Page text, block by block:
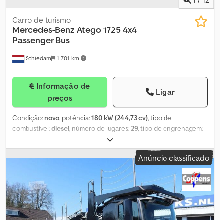
Schiedam 1 701 km
Carro de turismo
Mercedes-Benz Atego 1725 4x4
Passenger Bus
Informação de
preços
Ligar
Condição: novo, potência:180 kW (244,73 cv), tipo de
combustível:diesel, número de lugares:29, tipo de engrenagem:
, configuração de eixo:4x4
cor:branco, suspensão:aço, tamanho do pneu:365/80 R 20,
distância entre eixos:4 160 mm, Ano de fabrico:2025,
ar condicionado, controlo de tração, direção
assistida, tração integral
, - Aquecimento - Rádio Dodpfx Ahoy
Rtylo Aekr - Rádio/leitor de CD = Opções e acessórios adicionais
= - Aquecedor - Aquecimento - Buzina de ar comprimido -
Limitador de velocidade - Porta laterais - Suspensão de molas -
Anúncio classificado